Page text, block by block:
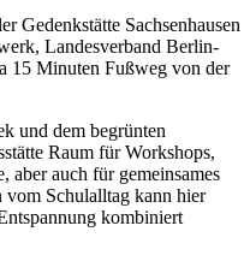
Gedenkstätte Sachsenhausen
Landesverband Berlin-
15 Minuten Fußweg von der
und dem begrünten
Raum für Workshops,
aber auch für gemeinsames
Schulalltag kann hier
kombiniert